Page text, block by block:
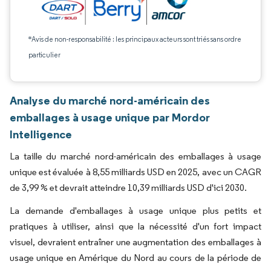
*Avis de non-responsabilité : les principaux acteurs sont triés sans ordre
particulier
Analyse du marché nord-américain des
emballages à usage unique par Mordor
Intelligence
La taille du marché nord-américain des emballages à usage
unique est évaluée à 8,55 milliards USD en 2025, avec un CAGR
de 3,99 % et devrait atteindre 10,39 milliards USD d'ici 2030.
La demande d'emballages à usage unique plus petits et
pratiques à utiliser, ainsi que la nécessité d'un fort impact
visuel, devraient entraîner une augmentation des emballages à
usage unique en Amérique du Nord au cours de la période de